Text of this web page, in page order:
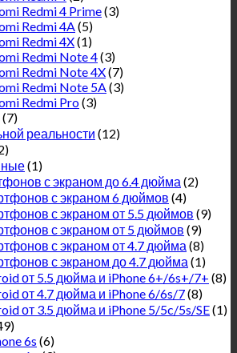
Redmi 4 Prime(3)
Redmi 4A(5)
Redmi 4X(1)
Redmi Note 4(3)
Redmi Note 4X(7)
Redmi Note 5A(3)
Redmi Pro(3)
(7)
реальности (12)
(1)
с экраном до 6.4 дюйма (2)
с экраном 6 дюймов (4)
с экраном от 5.5 дюймов (9)
с экраном от 5 дюймов (9)
с экраном от 4.7 дюйма (8)
с экраном до 4.7 дюйма (1)
от 5.5 дюйма и iPhone 6+/6s+/7+ (8)
от 4.7 дюйма и iPhone 6/6s/7(8)
от 3.5 дюйма и iPhone 5/5c/5s/SE(1)
6s (6)